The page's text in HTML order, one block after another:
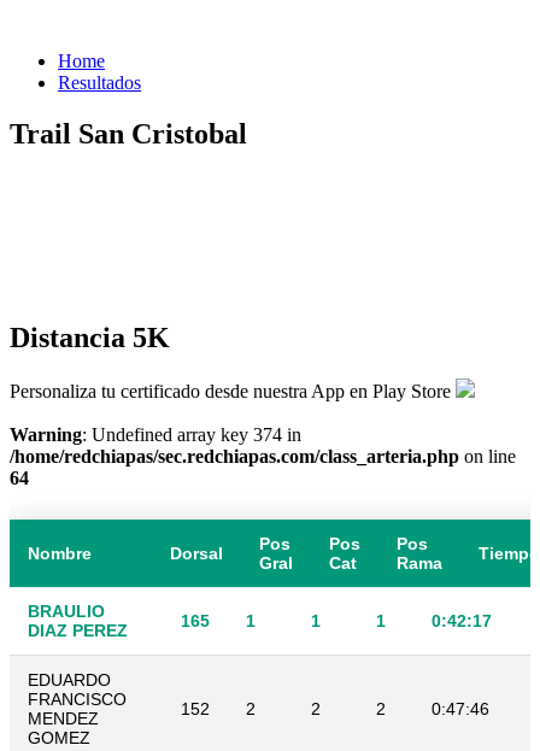
Home
Resultados
Trail San Cristobal
Distancia 5K
Personaliza tu certificado desde nuestra App en Play Store
Warning: Undefined array key 374 in
/home/redchiapas/sec.redchiapas.com/class_arteria.php on line
64
Nombre Dorsal
Pos
Gral
Pos
Cat
Pos
Rama
Tiempo
BRAULIO
DIAZ PEREZ
165 1 1 1 0:42:17
EDUARDO
FRANCISCO
MENDEZ
GOMEZ
152 2 2 2 0:47:46